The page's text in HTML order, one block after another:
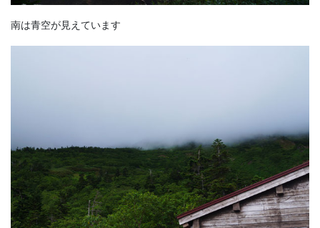
南は青空が見えています